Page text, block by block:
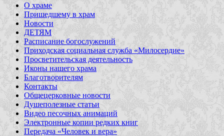
О храме
Пришедшему в храм
Новости
ДЕТЯМ
Расписание богослужений
Приходская социальная служба «Милосердие»
Просветительская деятельность
Иконы нашего храма
Благотворителям
Контакты
Общецерковные новости
Душеполезные статьи
Видео песочных анимаций
Электронные копии редких книг
Передача «Человек и вера»